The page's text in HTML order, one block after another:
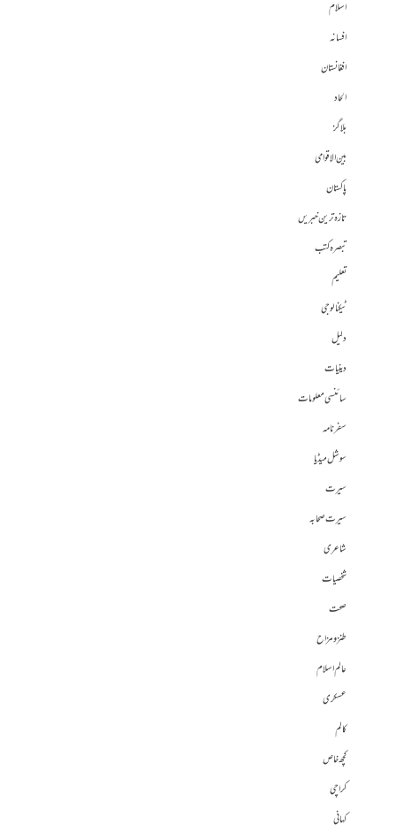
اسلام
افسانہ
افغانستان
الحاد
بلاگز
بین الاقوامی
پاکستان
تازہ ترین خبریں
تبصرہ کتب
تعلیم
ٹیکنالوجی
دلیل
دینیات
سائنسی معلومات
سفرنامہ
سوشل میڈیا
سیرت
سیرت صحابہ
شاعری
شخصیات
صحت
طنز و مزاح
عالم اسلام
عسکری
کالم
کچھ خاص
کراچی
کہانی